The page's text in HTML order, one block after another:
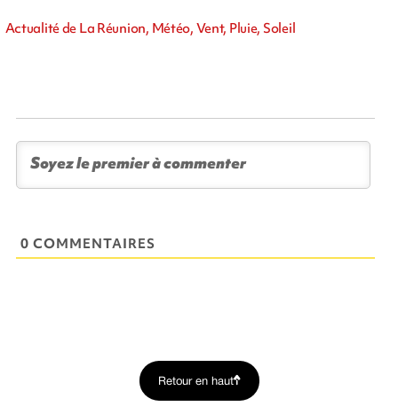
Actualité de La Réunion, Météo, Vent, Pluie, Soleil
0 COMMENTAIRES
Retour en haut